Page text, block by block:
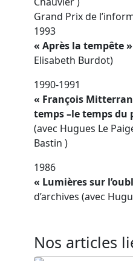
Grand Prix de
1993
« Après la tempête »
Elisabeth Burdot)
1990-1991
« François
temps –le temps du
(avec Hugues Le
Bastin )
1986
« Lumières sur
d’archives (avec
Nos articles